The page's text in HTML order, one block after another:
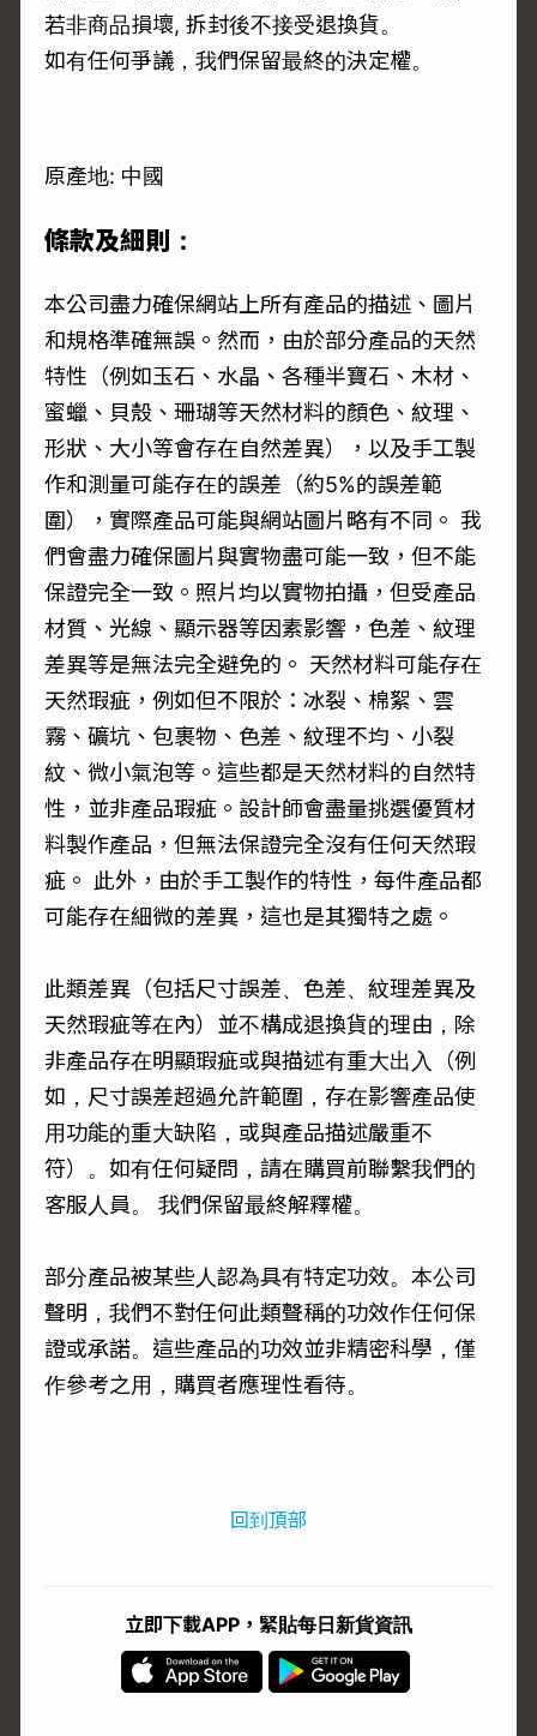
若非商品損壞, 拆封後不接受退換貨。
如有任何爭議，我們保留最終的決定權。
原產地: 中國
條款及細則：
本公司盡力確保網站上所有產品的描述、圖片
和規格準確無誤。然而，由於部分產品的天然
特性（例如玉石、水晶、各種半寶石、木材、
蜜蠟、貝殼、珊瑚等天然材料的顏色、紋理、
形狀、大小等會存在自然差異），以及手工製
作和測量可能存在的誤差（約5%的誤差範
圍），實際產品可能與網站圖片略有不同。 我
們會盡力確保圖片與實物盡可能一致，但不能
保證完全一致。照片均以實物拍攝，但受產品
材質、光線、顯示器等因素影響，色差、紋理
差異等是無法完全避免的。 天然材料可能存在
天然瑕疵，例如但不限於：冰裂、棉絮、雲
霧、礦坑、包裹物、色差、紋理不均、小裂
紋、微小氣泡等。這些都是天然材料的自然特
性，並非產品瑕疵。設計師會盡量挑選優質材
料製作產品，但無法保證完全沒有任何天然瑕
疵。 此外，由於手工製作的特性，每件產品都
可能存在細微的差異，這也是其獨特之處。
此類差異（包括尺寸誤差、色差、紋理差異及
天然瑕疵等在內）並不構成退換貨的理由，除
非產品存在明顯瑕疵或與描述有重大出入（例
如，尺寸誤差超過允許範圍，存在影響產品使
用功能的重大缺陷，或與產品描述嚴重不
符）。如有任何疑問，請在購買前聯繫我們的
客服人員。 我們保留最終解釋權。
部分產品被某些人認為具有特定功效。本公司
聲明，我們不對任何此類聲稱的功效作任何保
證或承諾。這些產品的功效並非精密科學，僅
作參考之用，購買者應理性看待。
回到頂部
立即下載APP，緊貼每日新貨資訊